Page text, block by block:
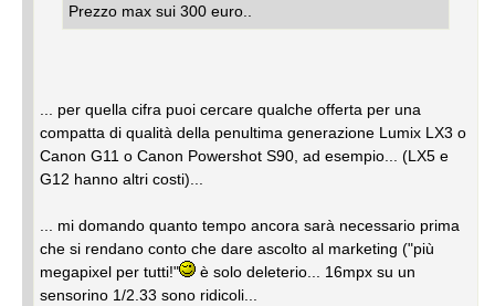
Prezzo max sui 300 euro..
... per quella cifra puoi cercare qualche offerta per una
compatta di qualità della penultima generazione Lumix LX3 o
Canon G11 o Canon Powershot S90, ad esempio... (LX5 e
G12 hanno altri costi)...
... mi domando quanto tempo ancora sarà necessario prima
che si rendano conto che dare ascolto al marketing ("più
megapixel per tutti!"
è solo deleterio... 16mpx su un
sensorino 1/2.33 sono ridicoli...